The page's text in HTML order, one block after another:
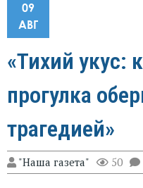
09
АВГ
«Тихий укус:
прогулка
трагедией»
"Наша газета" 50